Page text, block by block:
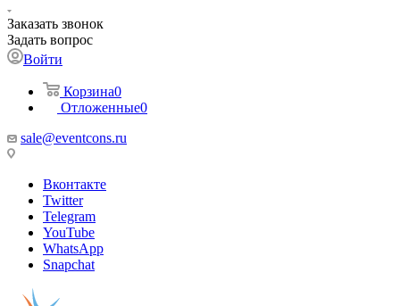
Заказать звонок
Задать вопрос
Войти
Корзина0
Отложенные0
sale@eventcons.ru
Вконтакте
Twitter
Telegram
YouTube
WhatsApp
Snapchat